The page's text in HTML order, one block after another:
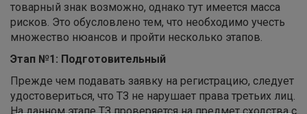
товарный знак возможно, однако тут имеется масса
рисков. Это обусловлено тем, что необходимо учесть
множество нюансов и пройти несколько этапов.
Этап №1: Подготовительный
Прежде чем подавать заявку на регистрацию, следует
удостовериться, что ТЗ не нарушает права третьих лиц.
На данном этапе ТЗ проверяется на предмет сходства с